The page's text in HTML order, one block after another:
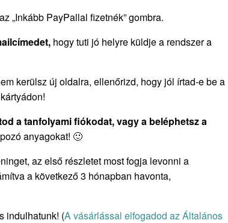
„Inkább PayPallal fizetnék” gombra.
hogy tuti jó helyre küldje a rendszer a
kerülsz új oldalra, ellenőrizd, hogy jól írtad-e be a
a tanfolyami fiókodat, vagy a beléphetsz a
anyagokat! 🙂
az első részletet most fogja levonni a
a következő 3 hónapban havonta,
indulhatunk! (A vásárlással elfogadod az Általános